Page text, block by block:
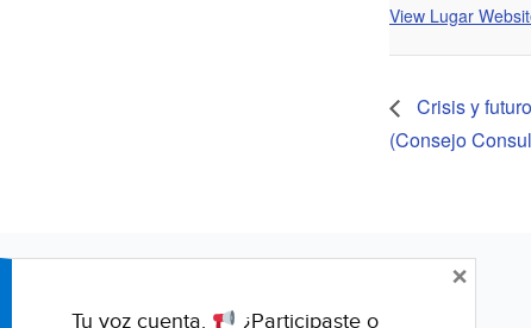
View Lugar
Crisis y
(Consejo
Tu voz cuenta. ¿Participaste o
×